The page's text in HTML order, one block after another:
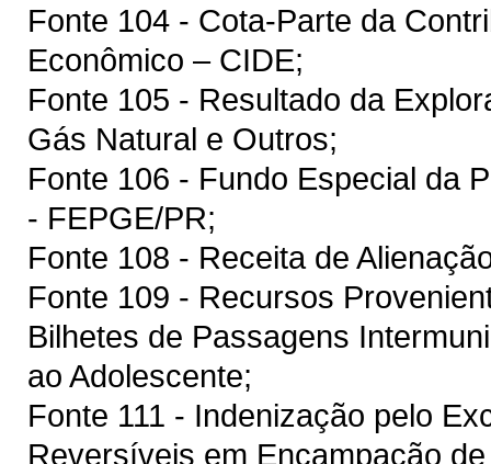
Fonte 104 - Cota-Parte da
Econômico – CIDE;
Fonte 105 - Resultado da
Gás Natural e Outros;
Fonte 106 - Fundo Especial da
- FEPGE/PR;
Fonte 108 - Receita de
Fonte 109 - Recursos
Bilhetes de Passagens
ao Adolescente;
Fonte 111 - Indenização pelo
Reversíveis em Encampação